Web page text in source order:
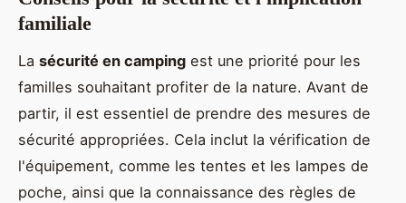
familiale
La sécurité en camping est une priorité pour les
familles souhaitant profiter de la nature. Avant de
partir, il est essentiel de prendre des mesures de
sécurité appropriées. Cela inclut la vérification de
l'équipement, comme les tentes et les lampes de
poche, ainsi que la connaissance des règles de